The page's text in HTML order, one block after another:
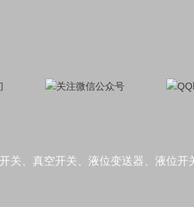
关、真空开关、液位变送器、液位